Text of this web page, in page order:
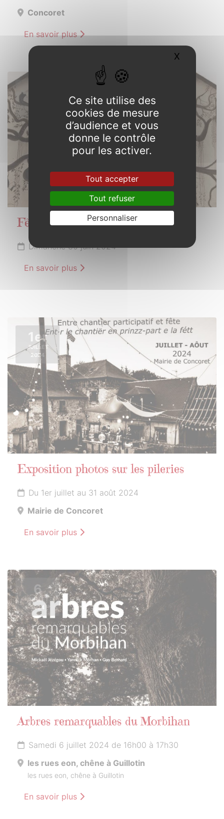
Concoret
En savoir plus
Fête de l’école publique
Dimanche 30 juin 2024
En savoir plus
1er
JUILLET
2024
Exposition photos sur les pileries
Du 1er juillet au 31 août 2024
Mairie de Concoret
En savoir plus
6
JUILLET
2024
Arbres remarquables du Morbihan
Samedi 6 juillet 2024 de 16h00 à 17h30
les rues eon, chêne à Guillotin
les rues eon, chêne à Guillotin
En savoir plus
Ce site utilise des
cookies de mesure
d’audience et vous
donne le contrôle
pour les activer.
Tout accepter
Tout refuser
Personnaliser
X Masquer